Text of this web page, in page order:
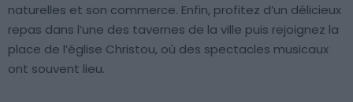
naturelles et son commerce. Enfin, profitez d’un délicieux
repas dans l’une des tavernes de la ville puis rejoignez la
place de l’église Christou, où des spectacles musicaux
ont souvent lieu.